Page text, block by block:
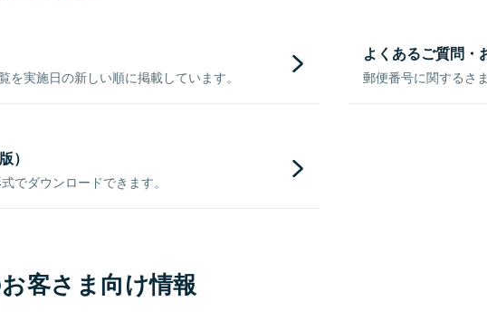
実施日の新しい順に掲載しています。
よくあるご質問・
郵便番号に関するさ
）
でダウンロードできます。
客さま向け情報